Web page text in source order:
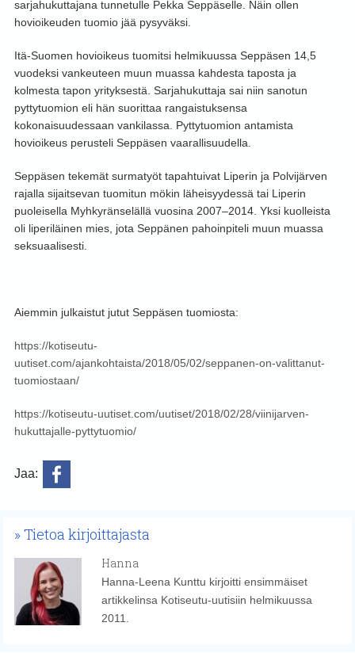
sarjahukuttajana tunnetulle Pekka Seppäselle. Näin ollen
hovioikeuden tuomio jää pysyväksi.
Itä-Suomen hovioikeus tuomitsi helmikuussa Seppäsen 14,5
vuodeksi vankeuteen muun muassa kahdesta taposta ja
kolmesta tapon yrityksestä. Sarjahukuttaja sai niin sanotun
pyttytuomion eli hän suorittaa rangaistuksensa
kokonaisuudessaan vankilassa. Pyttytuomion antamista
hovioikeus perusteli Seppäsen vaarallisuudella.
Seppäsen tekemät surmatyöt tapahtuivat Liperin ja Polvijärven
rajalla sijaitsevan tuomitun mökin läheisyydessä tai Liperin
puoleisella Myhkyränselällä vuosina 2007–2014. Yksi kuolleista
oli liperiläinen mies, jota Seppänen pahoinpiteli muun muassa
seksuaalisesti.
Aiemmin julkaistut jutut Seppäsen tuomiosta:
https://kotiseutu-
uutiset.com/ajankohtaista/2018/05/02/seppanen-on-valittanut-
tuomiostaan/
https://kotiseutu-uutiset.com/uutiset/2018/02/28/viinijarven-
hukuttajalle-pyttytuomio/
Jaa:
Tietoa kirjoittajasta
Hanna
Hanna-Leena Kunttu kirjoitti ensimmäiset
artikkelinsa Kotiseutu-uutisiin helmikuussa
2011.